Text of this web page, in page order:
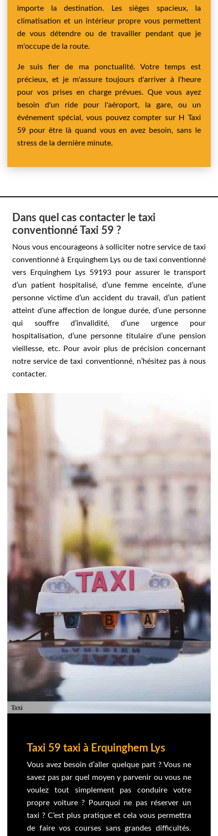
importe la destination. Les sièges spacieux, la
climatisation et un intérieur propre vous permettent
de vous détendre ou de travailler pendant que je
m'occupe de la route.
Je suis fier de ma ponctualité. Votre temps est
précieux, et je m'assure toujours d'arriver à l'heure
pour vos prises en charge prévues. Que vous ayez
besoin d'un ride pour l'aéroport, la gare, ou un
événement spécial, vous pouvez compter sur H Taxi
59 pour être là quand vous en avez besoin, sans le
stress de la dernière minute.
Dans quel cas contacter le taxi
conventionné Taxi 59 ?
Nous vous encourageons à solliciter notre service de taxi
conventionné à Erquinghem Lys ou de taxi conventionné
vers Erquinghem Lys 59193 pour assurer le transport
d’un patient hospitalisé, d’une femme enceinte, d’une
personne victime d’un accident du travail, d’un patient
atteint d’une affection de longue durée, d’une personne
qui souffre d’invalidité, d’une urgence pour
hospitalisation, d’une personne titulaire d’une pension
vieillesse, etc. Pour avoir plus de précision concernant
notre service de taxi conventionné, n’hésitez pas à nous
contacter.
Taxi 59 taxi à Erquinghem Lys
Vous avez besoin d’aller quelque part ? Vous ne
savez pas par quel moyen y parvenir ou vous ne
voulez tout simplement pas conduire votre
propre voiture ? Pourquoi ne pas réserver un
taxi ? C’est plus pratique et cela vous permettra
de faire vos courses sans grandes difficultés.